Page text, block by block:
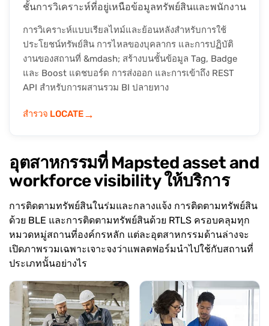
ชั้นการวิเคราะห์ที่อยู่เหนือข้อมูลทรัพย์สินและพนักงาน
การวิเคราะห์แบบเรียลไทม์และย้อนหลังสำหรับการใช้
ประโยชน์ทรัพย์สิน การไหลของบุคลากร และการปฏิบัติ
งานของสถานที่ &mdash; สร้างบนชั้นข้อมูล Tag, Badge
และ Boost แดชบอร์ด การส่งออก และการเข้าถึง REST
API สำหรับการผสานรวม BI ปลายทาง
สำรวจ LOCATE→
อุตสาหกรรมที่ Mapsted asset and
workforce visibility ให้บริการ
การติดตามทรัพย์สินในร่มและกลางแจ้ง การติดตามทรัพย์สิน
ด้วย BLE และการติดตามทรัพย์สินด้วย RTLS ครอบคลุมทุก
หมวดหมู่สถานที่องค์กรหลัก แต่ละอุตสาหกรรมด้านล่างจะ
เปิดภาพรวมเฉพาะเจาะจงว่าแพลตฟอร์มนำไปใช้กับสถานที่
ประเภทนั้นอย่างไร